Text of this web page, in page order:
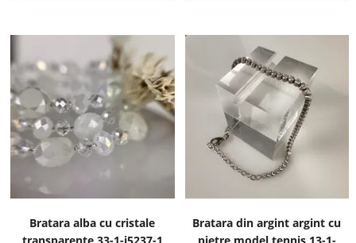
Bratara alba cu cristale
Bratara din argint argint cu